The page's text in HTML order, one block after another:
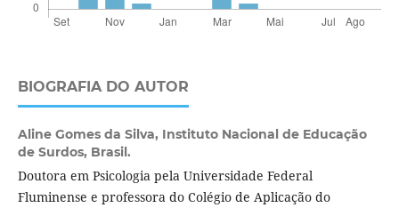
BIOGRAFIA DO AUTOR
Aline Gomes da Silva, Instituto Nacional de Educação
de Surdos, Brasil.
Doutora em Psicologia pela Universidade Federal
Fluminense e professora do Colégio de Aplicação do